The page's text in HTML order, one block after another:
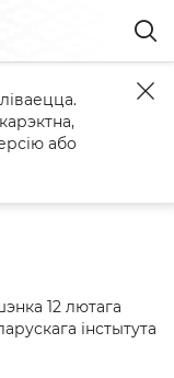
ад 12 лютага 2019 г.
ад 12
12 лютага
інстытута
або